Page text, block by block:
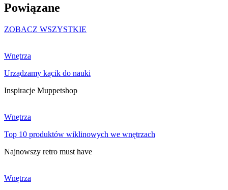
Powiązane
ZOBACZ WSZYSTKIE
Wnętrza
Urządzamy kącik do nauki
Inspiracje Muppetshop
Wnętrza
Top 10 produktów wiklinowych we wnętrzach
Najnowszy retro must have
Wnętrza